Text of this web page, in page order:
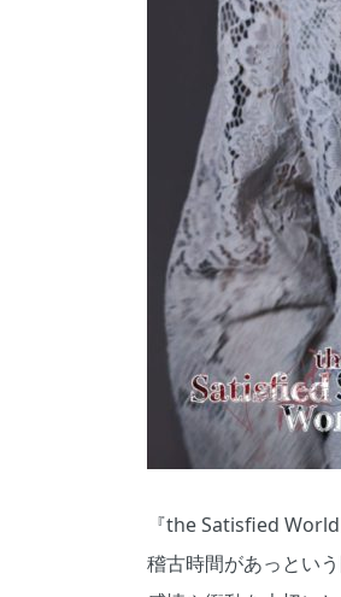
『the Satisfied
稽古時間があっとい